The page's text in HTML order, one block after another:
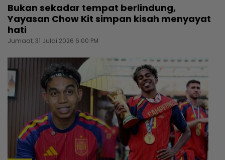
Bukan sekadar tempat berlindung,
Yayasan Chow Kit simpan kisah menyayat
hati
Jumaat, 31 Julai 2026 6:00 PM